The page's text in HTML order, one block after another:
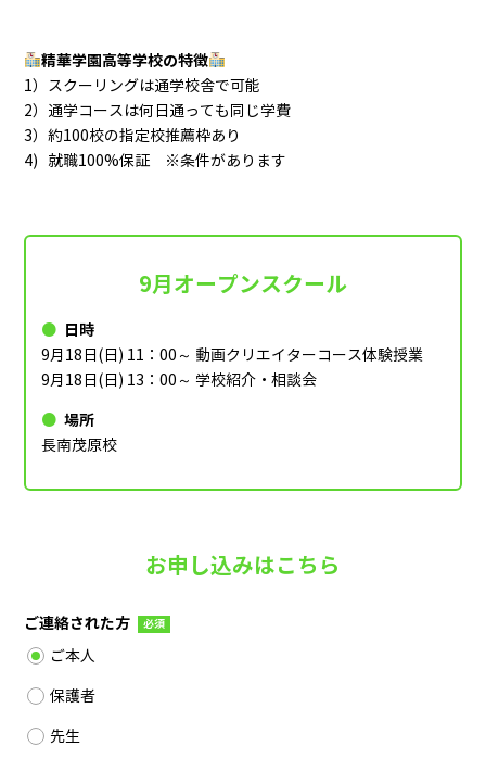
精華学園高等学校の特徴
1）スクーリングは通学校舎で可能
2）通学コースは何日通っても同じ学費
3）約100校の指定校推薦枠あり
4) 就職100%保証 ※条件があります
9月オープンスクール
日時
9月18日(日) 11：00～ 動画クリエイターコース体験授業
9月18日(日) 13：00～ 学校紹介・相談会
場所
長南茂原校
お申し込みはこちら
ご連絡された方 必須
ご本人
保護者
先生